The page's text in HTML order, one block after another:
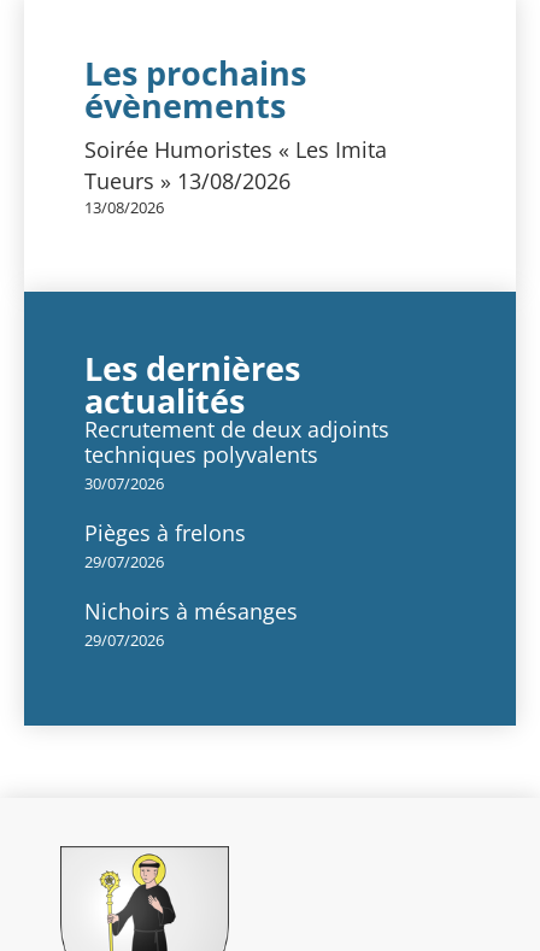
Les prochains
évènements
Soirée Humoristes « Les Imita
Tueurs » 13/08/2026
13/08/2026
Les dernières
actualités
Recrutement de deux adjoints
techniques polyvalents
30/07/2026
Pièges à frelons
29/07/2026
Nichoirs à mésanges
29/07/2026